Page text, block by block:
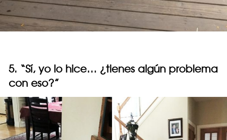
5. “Sí, yo lo hice… ¿tienes algún problema
con eso?”